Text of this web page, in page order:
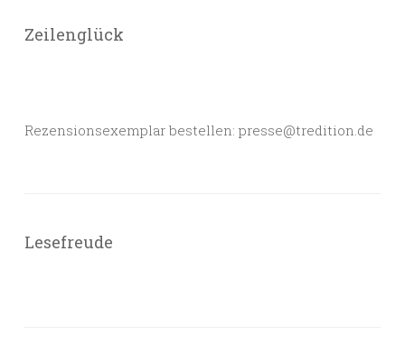
Zeilenglück
Rezensionsexemplar bestellen: presse@tredition.de
Lesefreude